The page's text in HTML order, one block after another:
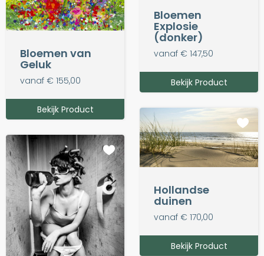
Bloemen
Explosie
(donker)
vanaf € 147,50
Bekijk Product
Bloemen van
Geluk
vanaf € 155,00
Bekijk Product
Hollandse
duinen
vanaf € 170,00
Bekijk Product